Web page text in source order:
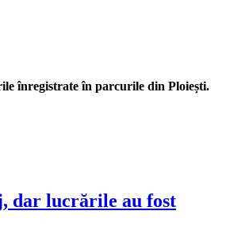
înregistrate în parcurile din Ploiești.
dar lucrările au fost